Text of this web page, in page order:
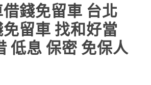
錢免留車 台北
留車 找和好當
低息 保密 免保人